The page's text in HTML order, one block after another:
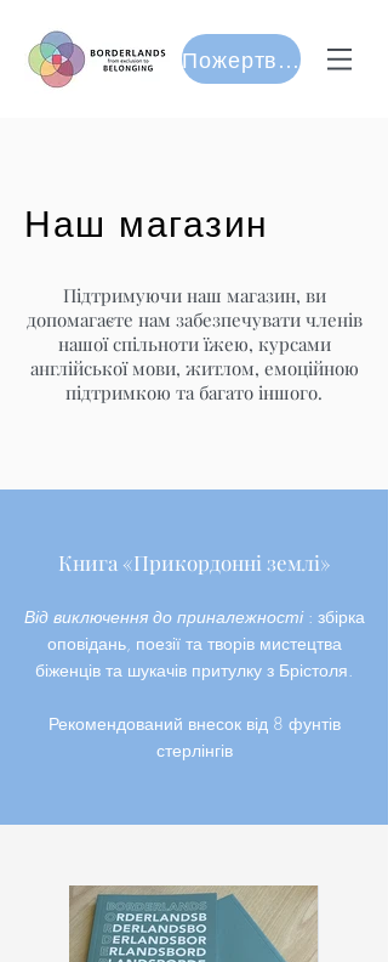
Пожертвуйте
Наш магазин
Підтримуючи наш магазин, ви
допомагаєте нам забезпечувати членів
нашої спільноти їжею, курсами
англійської мови, житлом, емоційною
підтримкою та багато іншого.
Книга «Прикордонні землі»
Від виключення до приналежності: збірка
оповідань, поезії та творів мистецтва
біженців та шукачів притулку з Брістоля.
Рекомендований внесок від 8 фунтів
стерлінгів